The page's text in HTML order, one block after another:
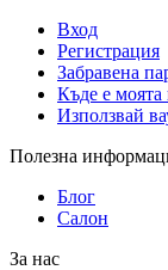
Вход
Регистрация
Забравена
Къде е моята
Използвай
Полезна
Блог
Салон
За нас